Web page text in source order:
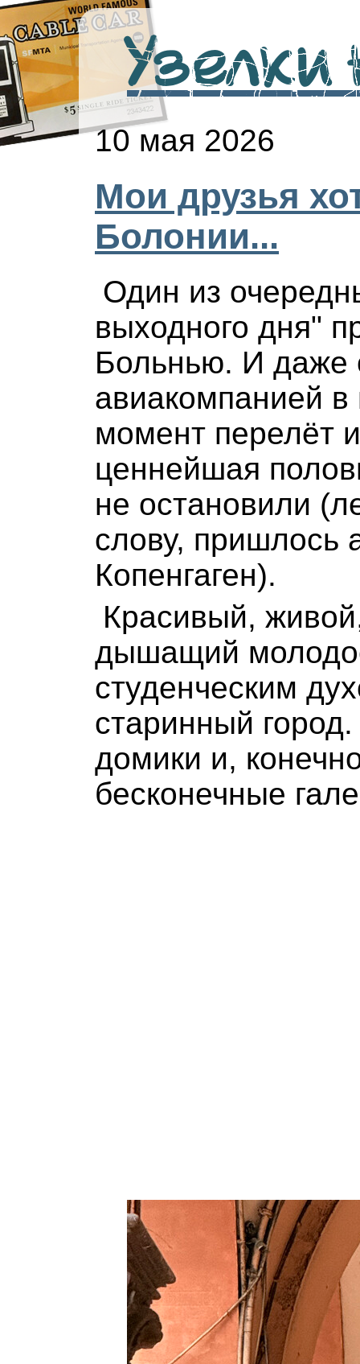
Узелки
10 мая 2026
Мои друзья
Болонии...
Один из
выходного дня"
Больнью. И даже
авиакомпанией в
момент перелёт
ценнейшая
не остановили
слову, пришлось
Копенгаген).
Красивый,
дышащий
студенческим
старинный
домики и,
бесконечные